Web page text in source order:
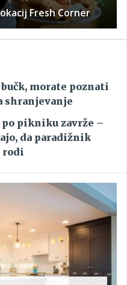
Fresh Corner
morate poznati
shranjevanje
pikniku zavrže –
da paradižnik
rodi